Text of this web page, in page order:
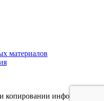
материалов
информации -